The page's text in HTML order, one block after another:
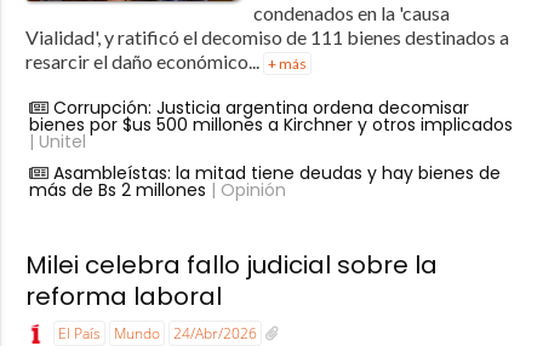
condenados en la 'causa
Vialidad', y ratificó el decomiso de 111 bienes destinados a
resarcir el daño económico... + más
Corrupción: Justicia argentina ordena decomisar
bienes por $us 500 millones a Kirchner y otros implicados
| Unitel
Asambleístas: la mitad tiene deudas y hay bienes de
más de Bs 2 millones | Opinión
Milei celebra fallo judicial sobre la
reforma laboral
El País Mundo 24/Abr/2026